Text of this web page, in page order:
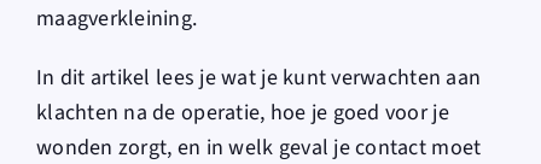
maagverkleining.
In dit artikel lees je wat je kunt verwachten aan
klachten na de operatie, hoe je goed voor je
wonden zorgt, en in welk geval je contact moet